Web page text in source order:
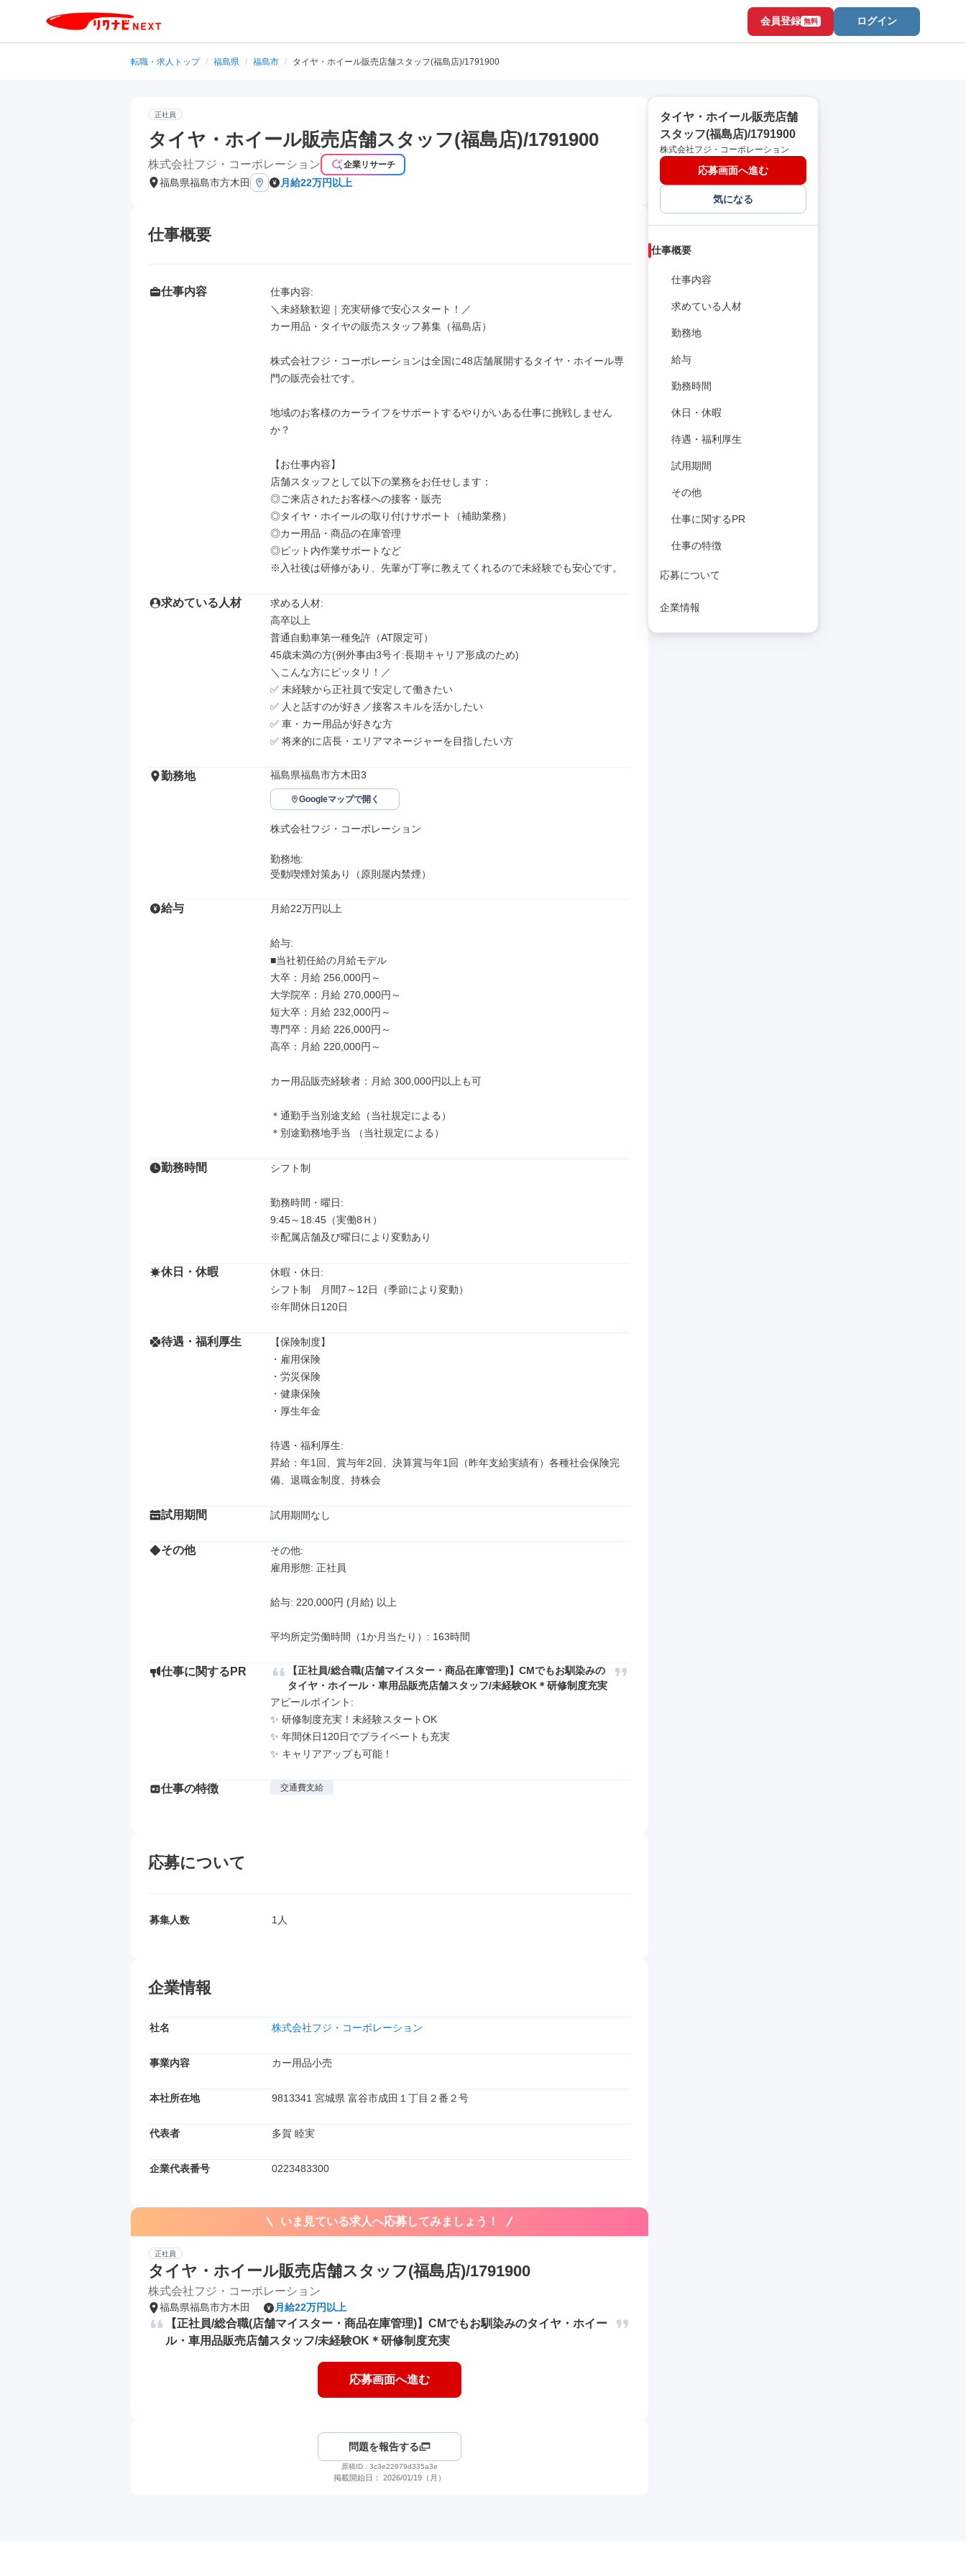
会員登録 無料 ログイン
転職・求人トップ / 福島県 / 福島市 / タイヤ・ホイール販売店舗スタッフ(福島店)/1791900
正社員
タイヤ・ホイール販売店舗スタッフ(福島店)/1791900
株式会社フジ・コーポレーション 企業リサーチ
福島県福島市方木田 月給22万円以上
仕事概要
仕事内容
仕事内容:
＼未経験歓迎｜充実研修で安心スタート！／
カー用品・タイヤの販売スタッフ募集（福島店）
株式会社フジ・コーポレーションは全国に48店舗展開するタイヤ・ホイール専
門の販売会社です。
地域のお客様のカーライフをサポートするやりがいある仕事に挑戦しません
か？
【お仕事内容】
店舗スタッフとして以下の業務をお任せします：
◎ご来店されたお客様への接客・販売
◎タイヤ・ホイールの取り付けサポート（補助業務）
◎カー用品・商品の在庫管理
◎ピット内作業サポートなど
※入社後は研修があり、先輩が丁寧に教えてくれるので未経験でも安心です。
求めている人材
求める人材:
高卒以上
普通自動車第一種免許（AT限定可）
45歳未満の方(例外事由3号イ:長期キャリア形成のため)
＼こんな方にピッタリ！／
✅ 未経験から正社員で安定して働きたい
✅ 人と話すのが好き／接客スキルを活かしたい
✅ 車・カー用品が好きな方
✅ 将来的に店長・エリアマネージャーを目指したい方
勤務地 福島県福島市方木田3
Googleマップで開く
株式会社フジ・コーポレーション
勤務地:
受動喫煙対策あり（原則屋内禁煙）
給与 月給22万円以上
給与:
■当社初任給の月給モデル
大卒：月給 256,000円～
大学院卒：月給 270,000円～
短大卒：月給 232,000円～
専門卒：月給 226,000円～
高卒：月給 220,000円～
カー用品販売経験者：月給 300,000円以上も可
＊通勤手当別途支給（当社規定による）
＊別途勤務地手当 （当社規定による）
勤務時間 シフト制
勤務時間・曜日:
9:45～18:45（実働8Ｈ）
※配属店舗及び曜日により変動あり
休日・休暇
休暇・休日:
シフト制　月間7～12日（季節により変動）
※年間休日120日
待遇・福利厚生
【保険制度】
・雇用保険
・労災保険
・健康保険
・厚生年金
待遇・福利厚生:
昇給：年1回、賞与年2回、決算賞与年1回（昨年支給実績有）各種社会保険完
備、退職金制度、持株会
試用期間 試用期間なし
その他
その他:
雇用形態: 正社員
給与: 220,000円 (月給) 以上
平均所定労働時間（1か月当たり）: 163時間
仕事に関するPR
【正社員/総合職(店舗マイスター・商品在庫管理)】CMでもお馴染みの
タイヤ・ホイール・車用品販売店舗スタッフ/未経験OK＊研修制度充実
アピールポイント:
✨ 研修制度充実！未経験スタートOK
✨ 年間休日120日でプライベートも充実
✨ キャリアアップも可能！
仕事の特徴 交通費支給
応募について
募集人数 1人
企業情報
社名 株式会社フジ・コーポレーション
事業内容 カー用品小売
本社所在地 9813341 宮城県 富谷市成田１丁目２番２号
代表者 多賀 睦実
企業代表番号 0223483300
いま見ている求人へ応募してみましょう！
正社員
タイヤ・ホイール販売店舗スタッフ(福島店)/1791900
株式会社フジ・コーポレーション
福島県福島市方木田 月給22万円以上
【正社員/総合職(店舗マイスター・商品在庫管理)】CMでもお馴染みのタイヤ・ホイー
ル・車用品販売店舗スタッフ/未経験OK＊研修制度充実
応募画面へ進む
問題を報告する
原稿ID : 3c3e22979d335a3e
掲載開始日： 2026/01/19（月）
タイヤ・ホイール販売店舗
スタッフ(福島店)/1791900
株式会社フジ・コーポレーション
応募画面へ進む
気になる
仕事概要
仕事内容
求めている人材
勤務地
給与
勤務時間
休日・休暇
待遇・福利厚生
試用期間
その他
仕事に関するPR
仕事の特徴
応募について
企業情報